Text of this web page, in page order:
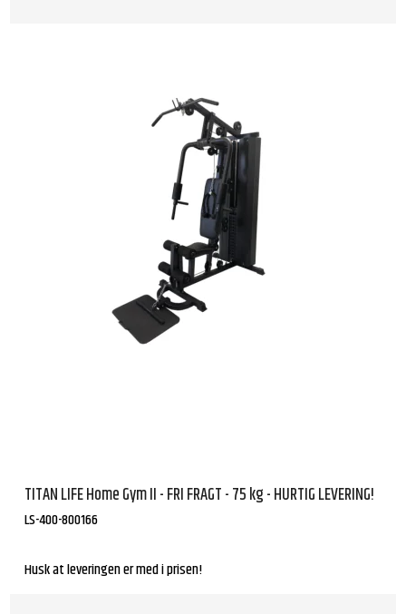
TITAN LIFE Home Gym II - FRI FRAGT - 75 kg - HURTIG LEVERING!
LS-400-800166
Husk at leveringen er med i prisen!